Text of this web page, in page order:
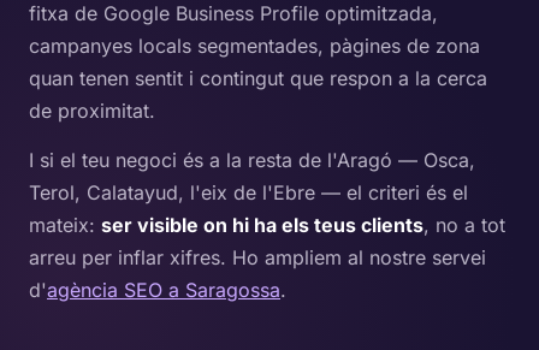
fitxa de Google Business Profile optimitzada,
campanyes locals segmentades, pàgines de zona
quan tenen sentit i contingut que respon a la cerca
de proximitat.
I si el teu negoci és a la resta de l'Aragó — Osca,
Terol, Calatayud, l'eix de l'Ebre — el criteri és el
mateix: ser visible on hi ha els teus clients, no a tot
arreu per inflar xifres. Ho ampliem al nostre servei
d'agència SEO a Saragossa.